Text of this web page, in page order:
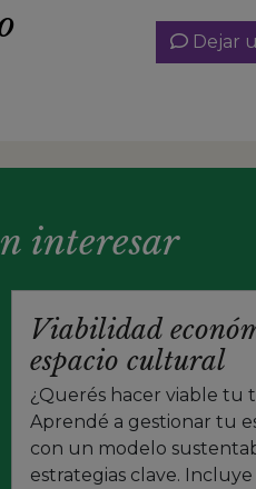
Dejar
interesar
Viabilidad
espacio cultural
¿Querés hacer viable tu
Aprendé a gestionar tu
con un modelo
estrategias clave.